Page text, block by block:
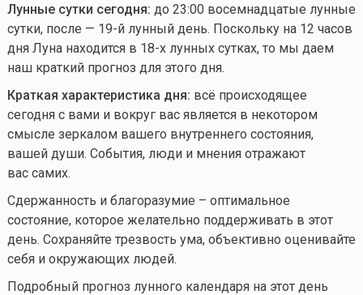
Лунные сутки сегодня: до 23:00 восемнадцатые лунные
сутки, после — 19-й лунный день. Поскольку на 12 часов
дня Луна находится в 18-х лунных сутках, то мы даем
наш краткий прогноз для этого дня.
Краткая характеристика дня: всё происходящее
сегодня с вами и вокруг вас является в некотором
смысле зеркалом вашего внутреннего состояния,
вашей души. События, люди и мнения отражают
вас самих.
Сдержанность и благоразумие – оптимальное
состояние, которое желательно поддерживать в этот
день. Сохраняйте трезвость ума, объективно оценивайте
себя и окружающих людей.
Подробный прогноз лунного календаря на этот день